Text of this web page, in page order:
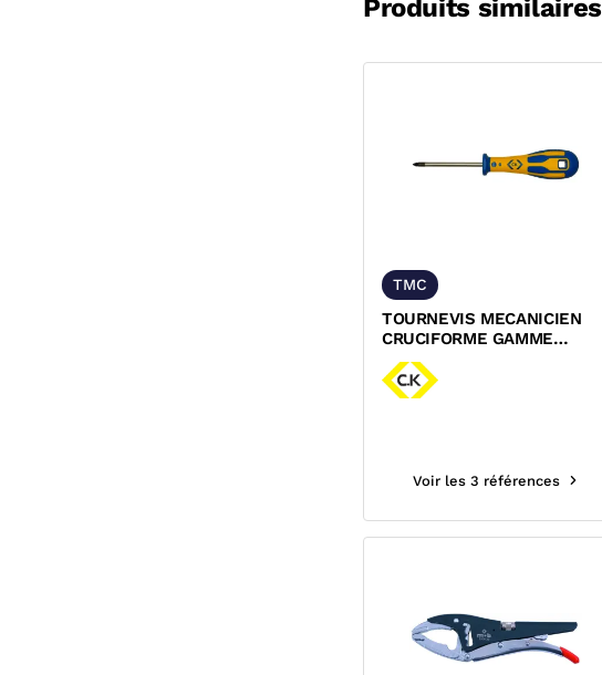
Produits similaires
TMC
TOURNEVIS MECANICIEN
CRUCIFORME GAMME
DEXTRO
Voir les 3 références